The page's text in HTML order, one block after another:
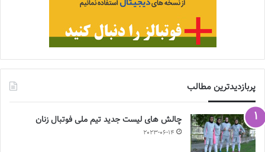
پربازدیدترین مطالب
چالش هاى ليست جدید تيم ملى فوتبال زنان
2023-06-14